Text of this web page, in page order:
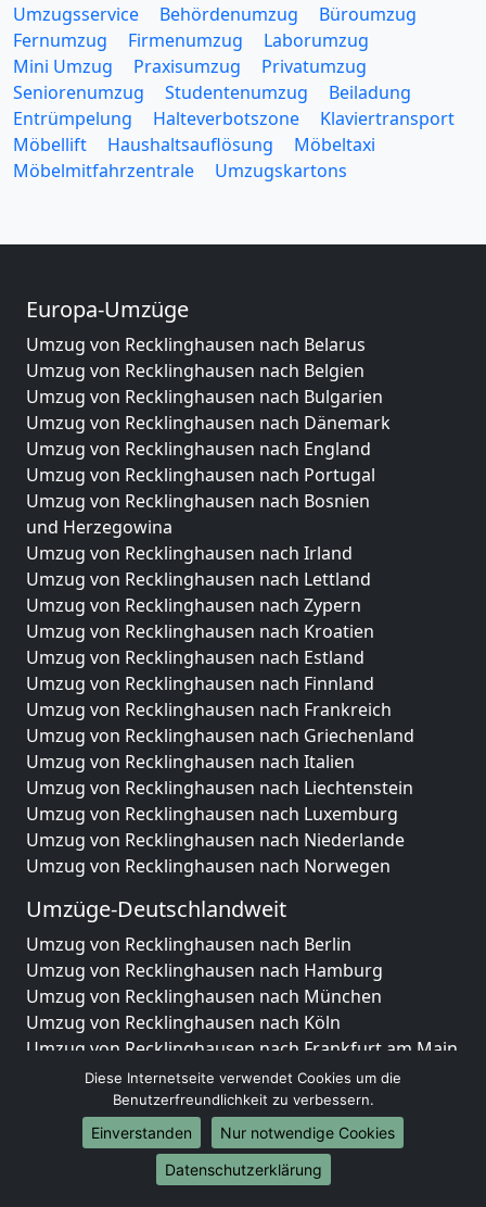
Umzugsservice Behördenumzug
Büroumzug
Fernumzug
Firmenumzug
Laborumzug
Mini Umzug
Praxisumzug
Privatumzug
Seniorenumzug
Studentenumzug
Beiladung
Entrümpelung
Halteverbotszone
Klaviertransport
Möbellift
Haushaltsauflösung
Möbeltaxi
Möbelmitfahrzentrale
Umzugskartons
Europa-Umzüge
Umzug von Recklinghausen nach Belarus
Umzug von Recklinghausen nach Belgien
Umzug von Recklinghausen nach Bulgarien
Umzug von Recklinghausen nach Dänemark
Umzug von Recklinghausen nach England
Umzug von Recklinghausen nach Portugal
Umzug von Recklinghausen nach Bosnien
und Herzegowina
Umzug von Recklinghausen nach Irland
Umzug von Recklinghausen nach Lettland
Umzug von Recklinghausen nach Zypern
Umzug von Recklinghausen nach Kroatien
Umzug von Recklinghausen nach Estland
Umzug von Recklinghausen nach Finnland
Umzug von Recklinghausen nach Frankreich
Umzug von Recklinghausen nach Griechenland
Umzug von Recklinghausen nach Italien
Umzug von Recklinghausen nach Liechtenstein
Umzug von Recklinghausen nach Luxemburg
Umzug von Recklinghausen nach Niederlande
Umzug von Recklinghausen nach Norwegen
Umzüge-Deutschlandweit
Umzug von Recklinghausen nach Berlin
Umzug von Recklinghausen nach Hamburg
Umzug von Recklinghausen nach München
Umzug von Recklinghausen nach Köln
Umzug von Recklinghausen nach Frankfurt am Main
Umzug von Recklinghausen nach Stuttgart
Umzug von Recklinghausen nach Düsseldorf
Umzug von Recklinghausen nach Leipzig
Umzug von Recklinghausen nach Dortmund
Umzug von Recklinghausen nach Essen
Diese Internetseite verwendet Cookies um die
Benutzerfreundlichkeit zu verbessern.
Einverstanden
Nur notwendige Cookies
Datenschutzerklärung